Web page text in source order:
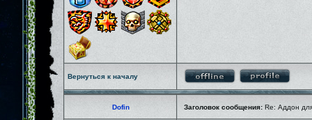
Вернуться к началу
Dofin Заголовок сообщения: Re: Аддон